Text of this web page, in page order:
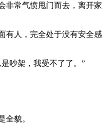
非常气愤甩门而去，离开家
有人，完全处于没有安全感
吵架，我受不了了。”
全貌。